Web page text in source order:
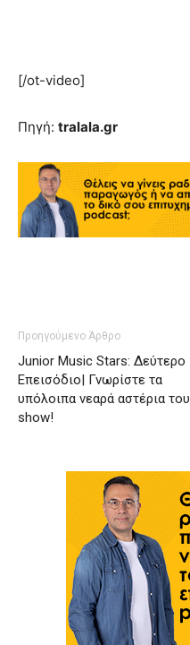
[/ot-video]
Πηγή: tralala.gr
Προηγούμενο Άρθρο
Junior Music Stars: Δεύτερο
Επεισόδιο| Γνωρίστε τα
υπόλοιπα νεαρά αστέρια του
show!